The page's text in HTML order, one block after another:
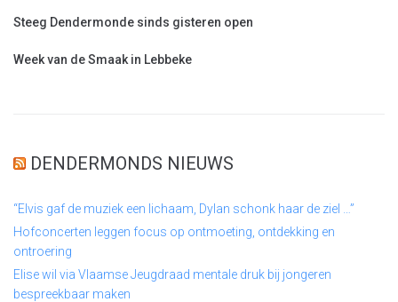
Steeg Dendermonde sinds gisteren open
Week van de Smaak in Lebbeke
DENDERMONDS NIEUWS
“Elvis gaf de muziek een lichaam, Dylan schonk haar de ziel …”
Hofconcerten leggen focus op ontmoeting, ontdekking en
ontroering
Elise wil via Vlaamse Jeugdraad mentale druk bij jongeren
bespreekbaar maken